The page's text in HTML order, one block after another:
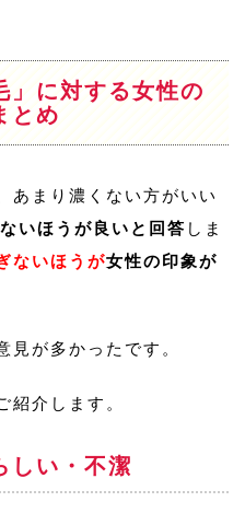
」に対する女性の
とめ
あまり濃くない方がいい
いほうが良いと回答 しま
ないほうが女性の印象が
見が多かったです。
紹介します。
しい・不潔